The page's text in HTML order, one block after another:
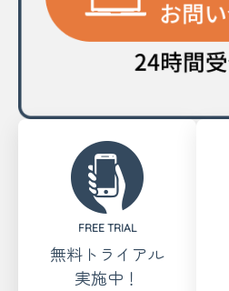
FREE TRIAL
無料トライアル
実施中！